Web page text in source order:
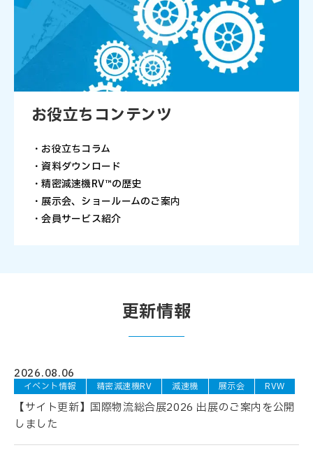
お役立ちコンテンツ
・お役立ちコラム
・資料ダウンロード
・精密減速機RV™の歴史
・展示会、ショールームのご案内
・会員サービス紹介
更新情報
2026.08.06
イベント情報 精密減速機RV 減速機 展示会 RVW
【サイト更新】国際物流総合展2026 出展のご案内を公開
しました